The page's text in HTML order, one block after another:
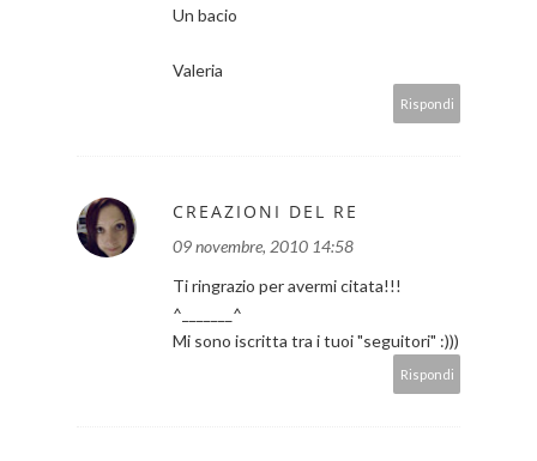
Un bacio
Valeria
Rispondi
CREAZIONI DEL RE
09 novembre, 2010 14:58
Ti ringrazio per avermi citata!!!
^_______^
Mi sono iscritta tra i tuoi "seguitori" :)))
Rispondi